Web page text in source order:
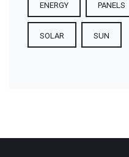
ENERGY PANELS
SOLAR SUN